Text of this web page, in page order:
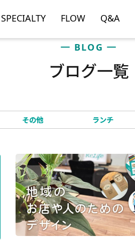
SPECIALTY FLOW Q&A
BLOG
ブログ一覧
その他 ランチ